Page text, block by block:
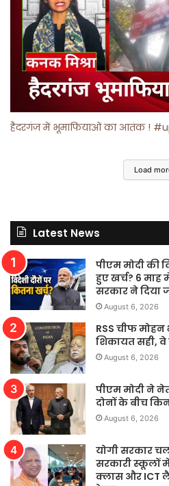
हैदरगंज में भूमाफियाओं का आतंक !
Load
Latest News
पीएम मोदी की
हुए खर्च? 6 माह
सरकार ने दिया
August 6, 2026
RSS चीफ
शिकायत सही, वे
August 6, 2026
पीएम मोदी ने
दोनों के बीच किन
August 6, 2026
योगी सरकार
सरकारी स्कूलों में
क्लास और ICT